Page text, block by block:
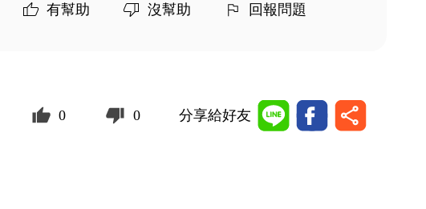
有幫助 沒幫助 回報問題
0 0 分享給好友